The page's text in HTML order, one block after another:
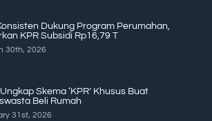
Dukung Program Perumahan,
KPR Subsidi Rp16,79 T
30th, 2026
Skema ‘KPR’ Khusus Buat
Beli Rumah
31st, 2026